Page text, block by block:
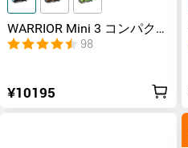
WARRIOR Mini 3 コンパクト
且つ強力なEDCタクティカ
ルライト 戦術モード
98
¥10195